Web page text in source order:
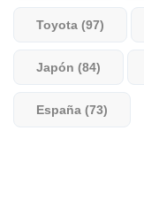
Toyota (97)
Japón (84)
España (73)